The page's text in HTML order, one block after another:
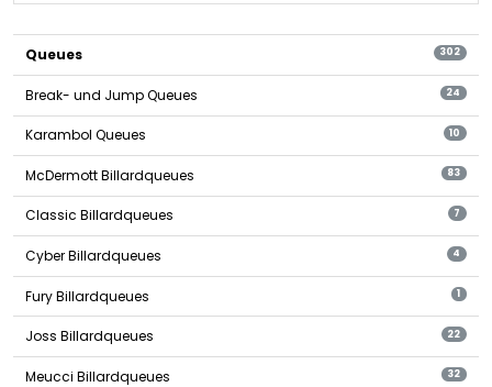
Queues 302
Break- und Jump Queues 24
Karambol Queues 10
McDermott Billardqueues 83
Classic Billardqueues 7
Cyber Billardqueues 4
Fury Billardqueues 1
Joss Billardqueues 22
Meucci Billardqueues 32